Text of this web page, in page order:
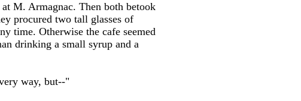
M. Armagnac. Then both betook
procured two tall glasses of
time. Otherwise the cafe seemed
drinking a small syrup and a
way, but--"